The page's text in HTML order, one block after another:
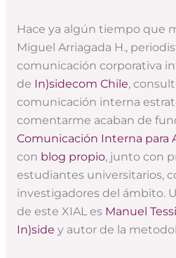
Hace ya algún tiempo que
Miguel Arriagada H.,
comunicación corporativa
de In)sidecom Chile,
comunicación interna
comentarme acaban de
Comunicación Interna para
con blog propio, junto con
estudiantes universitarios,
investigadores del ámbito.
de este XIAL es Manuel Tessi
In)side y autor de la